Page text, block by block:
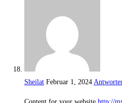
Sheilat Februar 1, 2024